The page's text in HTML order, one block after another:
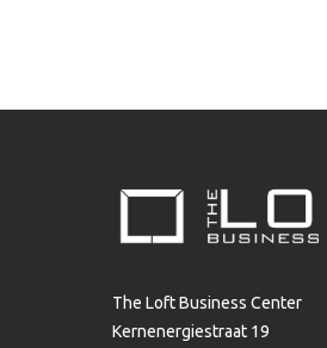
The Loft Business Center
Kernenergiestraat 19